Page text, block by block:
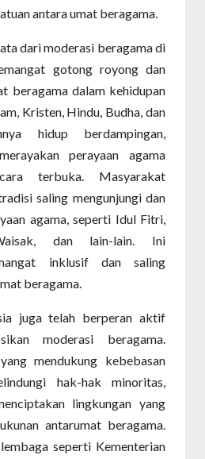
antara umat beragama.
dari moderasi beragama di
gotong royong dan
beragama dalam kehidupan
Kristen, Hindu, Budha, dan
hidup berdampingan,
perayaan agama
terbuka. Masyarakat
saling mengunjungi dan
agama, seperti Idul Fitri,
dan lain-lain. Ini
inklusif dan saling
beragama.
juga telah berperan aktif
moderasi beragama.
mendukung kebebasan
hak-hak minoritas,
lingkungan yang
antarumat beragama.
seperti Kementerian